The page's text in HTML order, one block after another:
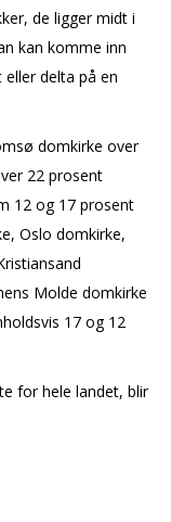
de ligger midt i
kan komme inn
delta på en
domkirke over
22 prosent
12 og 17 prosent
Oslo domkirke,
Molde domkirke
17 og 12
for hele landet, blir